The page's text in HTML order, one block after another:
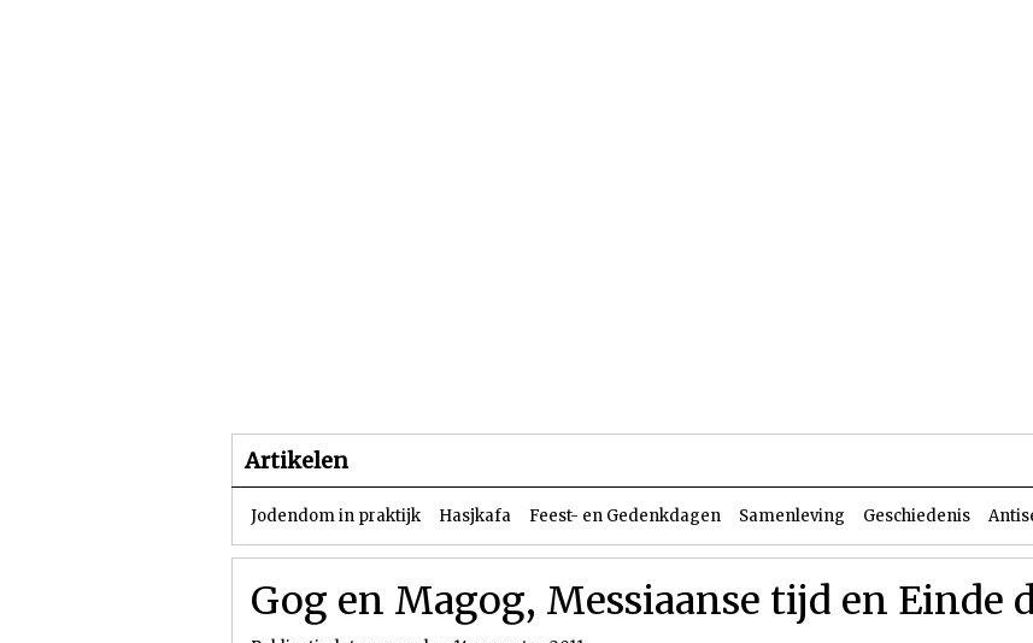
Artikelen
Jodendom in praktijk Hasjkafa Feest- en Gedenkdagen Samenleving Geschiedenis
Gog en Magog, Messiaanse tijd en Einde